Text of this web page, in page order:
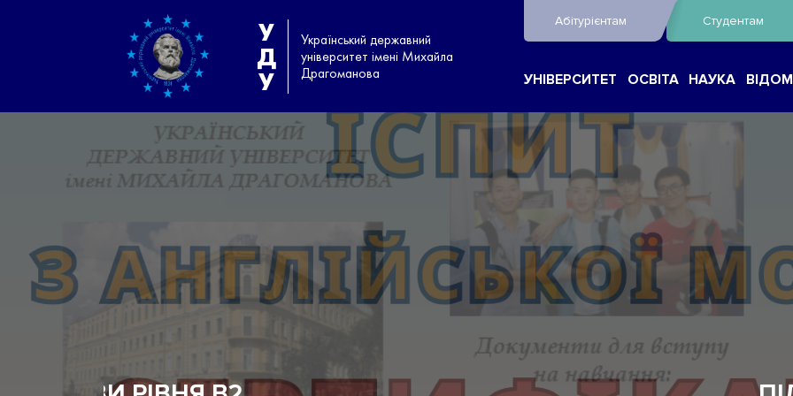
У
Д
У
Український державний
університет імені Михайла
Драгоманова
Абітурієнтам Студентам
УНІВЕРСИТЕТ ОСВІТА НАУКА